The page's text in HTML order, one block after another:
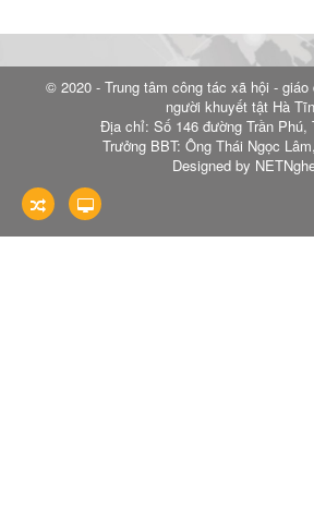
© 2020 - Trung tâm công tác xã hội - giáo
người khuyết tật Hà
Địa chỉ: Số 146 đường Trần Phú,
Trưởng BBT: Ông Thái Ngọc
Designed by